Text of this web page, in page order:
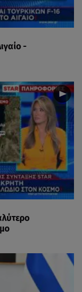
-